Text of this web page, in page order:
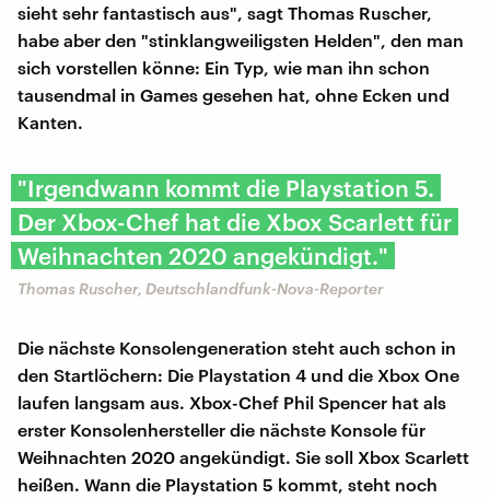
sieht sehr fantastisch aus", sagt Thomas Ruscher,
habe aber den "stinklangweiligsten Helden", den man
sich vorstellen könne: Ein Typ, wie man ihn schon
tausendmal in Games gesehen hat, ohne Ecken und
Kanten.
"Irgendwann kommt die Playstation 5.
Der Xbox-Chef hat die Xbox Scarlett für
Weihnachten 2020 angekündigt."
Thomas Ruscher, Deutschlandfunk-Nova-Reporter
Die nächste Konsolengeneration steht auch schon in
den Startlöchern: Die Playstation 4 und die Xbox One
laufen langsam aus. Xbox-Chef Phil Spencer hat als
erster Konsolenhersteller die nächste Konsole für
Weihnachten 2020 angekündigt. Sie soll Xbox Scarlett
heißen. Wann die Playstation 5 kommt, steht noch